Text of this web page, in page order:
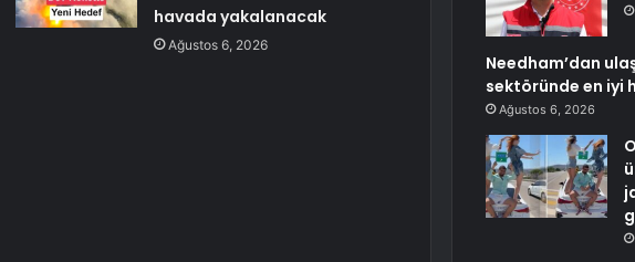
havada yakalanacak
Ağustos 6, 2026
Needham’dan
sektöründe en iyi
Ağustos 6, 2026